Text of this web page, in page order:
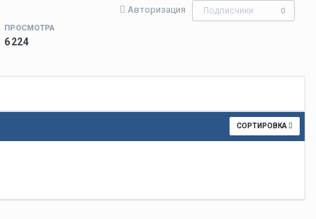
Авторизация Подписчики 0
ПРОСМОТРА
6 224
СОРТИРОВКА